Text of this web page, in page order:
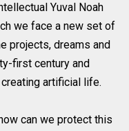
Yuval Noah
we face a new set of
projects, dreams and
first century and
artificial life.
can we protect this